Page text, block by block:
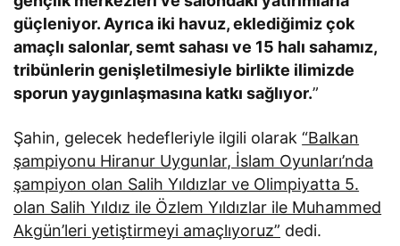
güçleniyor. Ayrıca iki havuz, eklediğimiz çok
amaçlı salonlar, semt sahası ve 15 halı sahamız,
tribünlerin genişletilmesiyle birlikte ilimizde
sporun yaygınlaşmasına katkı sağlıyor.”
Şahin, gelecek hedefleriyle ilgili olarak“Balkan
şampiyonu Hiranur Uygunlar, İslam Oyunları’nda
şampiyon olan Salih Yıldızlar ve Olimpiyatta 5.
olan Salih Yıldız ile Özlem Yıldızlar ile Muhammed
Akgün’leri yetiştirmeyi amaçlıyoruz” dedi.